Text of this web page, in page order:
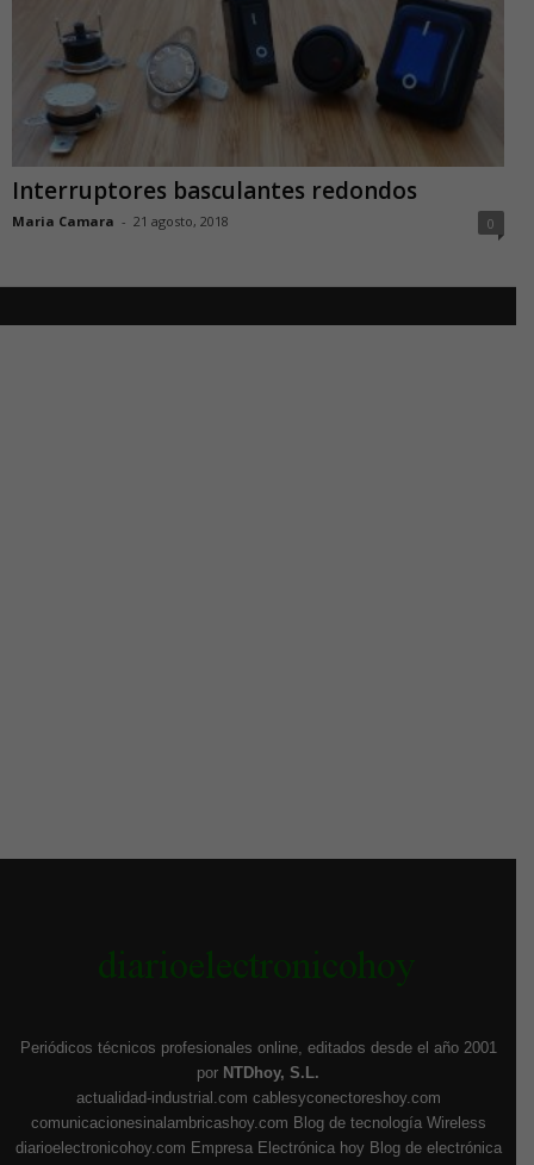
Interruptores basculantes redondos
Maria Camara - 21 agosto, 2018 0
Periódicos técnicos profesionales online, editados desde el año 2001
por NTDhoy, S.L.
actualidad-industrial.com cablesyconectoreshoy.com
comunicacionesinalambricashoy.com Blog de tecnología Wireless
diarioelectronicohoy.com Empresa Electrónica hoy Blog de electrónica